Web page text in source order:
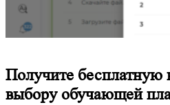
Получите бесплатную
выбору обучающей